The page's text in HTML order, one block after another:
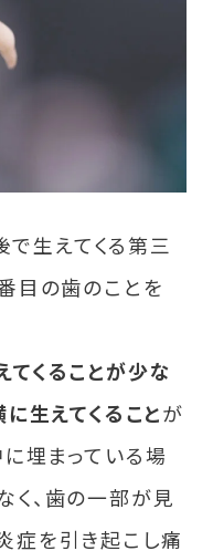
生えてくる第三
目の⻭のことを
てくることが少な
に生えてくることが
埋まっている場
く、⻭の一部が見
症を引き起こし痛